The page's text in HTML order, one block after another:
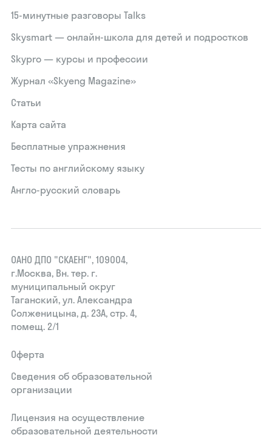
15‑минутные разговоры Talks
Skysmart — онлайн-школа для детей и подростков
Skypro — курсы и профессии
Журнал «Skyeng Magazine»
Статьи
Карта сайта
Бесплатные упражнения
Тесты по английскому языку
Англо-русский словарь
ОАНО ДПО "СКАЕНГ", 109004,
г.Москва, Вн. тер. г.
муниципальный округ
Таганский, ул. Александра
Солженицына, д. 23А, стр. 4,
помещ. 2/1
Оферта
Сведения об образовательной
организации
Лицензия на осуществление
образовательной деятельности